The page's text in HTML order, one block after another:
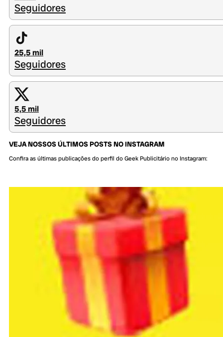
Seguidores
25,5 mil
Seguidores
5,5 mil
Seguidores
VEJA NOSSOS ÚLTIMOS POSTS NO INSTAGRAM
Confira as últimas publicações do perfil do Geek Publicitário no Instagram: